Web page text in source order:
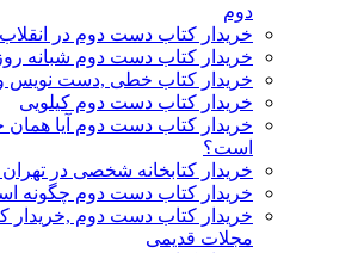
دوم
خریدار کتاب دست دوم در انقلاب
خریدار کتاب دست دوم شبانه
خریدار کتاب خطی ,دست نویس
خریدار کتاب دست دوم کیلویی
خریدار کتاب دست دوم آیا همان
است؟
خریدار کتابخانه شخصی در
خریدار کتاب دست دوم چگونه
خریدار کتاب دست دوم ,خریدار
مجلات قدیمی